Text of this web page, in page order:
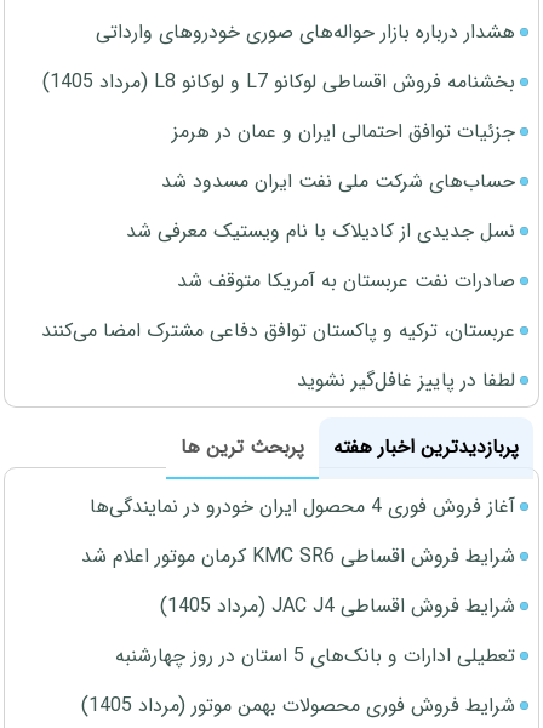
هشدار درباره بازار حواله‌های صوری خودروهای وارداتی
بخشنامه فروش اقساطی لوکانو L7 و لوکانو L8 (مرداد 1405)
جزئیات توافق احتمالی ایران و عمان در هرمز
حساب‌های شرکت ملی نفت ایران مسدود شد
نسل جدیدی از کادیلاک با نام ویستیک معرفی شد
صادرات نفت عربستان به آمریکا متوقف شد
عربستان، ترکیه و پاکستان توافق دفاعی مشترک امضا می‌کنند
لطفا در پاییز غافل‌گیر نشوید
پربازدیدترین اخبار هفته
پربحث ترین ها
آغاز فروش فوری 4 محصول ایران خودرو در نمایندگی‌ها
شرایط فروش اقساطی KMC SR6 کرمان موتور اعلام شد
شرایط فروش اقساطی JAC J4 (مرداد 1405)
تعطیلی ادارات و بانک‌های 5 استان در روز چهارشنبه
شرایط فروش فوری محصولات بهمن موتور (مرداد 1405)